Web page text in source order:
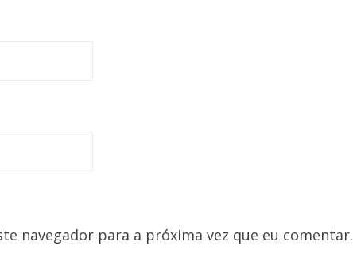
navegador para a próxima vez que eu comentar.